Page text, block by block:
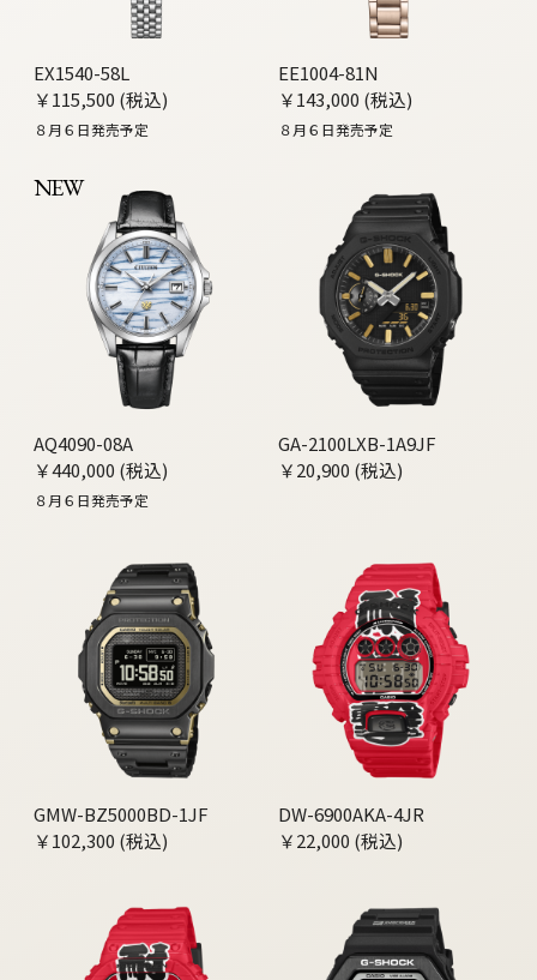
EX1540-58L
￥115,500 (税込)
８月６日発売予定
EE1004-81N
￥143,000 (税込)
８月６日発売予定
NEW
AQ4090-08A
￥440,000 (税込)
８月６日発売予定
GA-2100LXB-1A9JF
￥20,900 (税込)
GMW-BZ5000BD-1JF
￥102,300 (税込)
DW-6900AKA-4JR
￥22,000 (税込)